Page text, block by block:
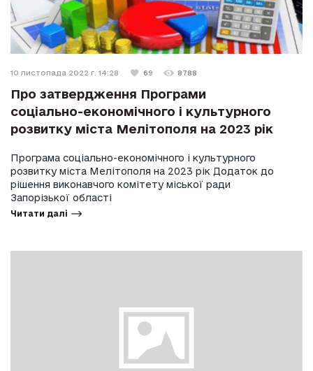
10 листопада 2022 г. 14:28 69 8788
Про затвердження Програми
соціально-економічного і культурного
розвитку міста Мелітополя на 2023 рік
Програма соціально-економічного і культурного
розвитку міста Мелітополя на 2023 рік Додаток до
рішення виконавчого комітету міської ради
Запорізької області
Читати далі